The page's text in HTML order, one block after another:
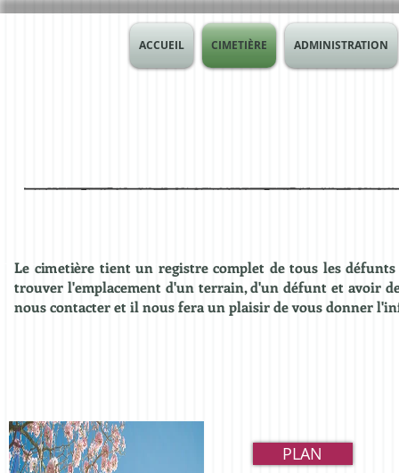
ACCUEIL CIMETIÈRE ADMINISTRATION
Le cimetière tient un registre complet de tous les
trouver l'emplacement d'un terrain, d'un défunt et avoir
nous contacter et il nous fera un plaisir de vous donner
PLAN